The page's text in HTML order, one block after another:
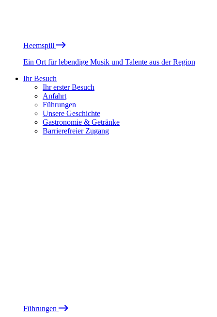
Heemspill
Ein Ort für lebendige Musik und Talente aus der Region
Ihr Besuch
Ihr erster Besuch
Anfahrt
Führungen
Unsere Geschichte
Gastronomie & Getränke
Barrierefreier Zugang
Führungen